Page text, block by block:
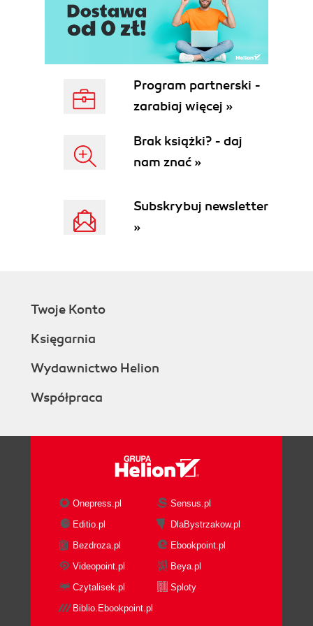
Program partnerski -
zarabiaj więcej »
Brak książki? - daj
nam znać »
Subskrybuj newsletter
»
Twoje Konto
Księgarnia
Wydawnictwo Helion
Współpraca
Onepress.pl
Sensus.pl
Editio.pl
DlaBystrzakow.pl
Bezdroza.pl
Ebookpoint.pl
Videopoint.pl
Beya.pl
Czytalisek.pl
Sploty
Biblio.Ebookpoint.pl